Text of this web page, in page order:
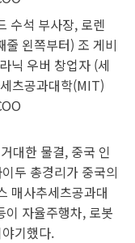
수석 부사장, 로렌
왼쪽부터) 조 게비
닉 우버 창업자 (세
츠공과대학(MIT)
대한 물결, 중국 인
두 총경리가 중국의
매사추세츠공과대
자율주행차, 로봇
기했다.